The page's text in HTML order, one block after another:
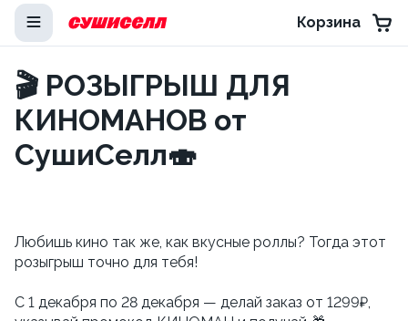
Корзина
🎬 РОЗЫГРЫШ ДЛЯ
КИНОМАНОВ от
СушиСелл🍣
Любишь кино так же, как вкусные роллы? Тогда этот
розыгрыш точно для тебя!
С 1 декабря по 28 декабря — делай заказ от 1299₽,